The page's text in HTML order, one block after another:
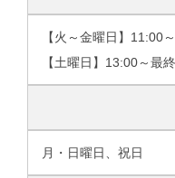
【火～金曜日】11:00
【土曜日】13:00～最
月・日曜日、祝日